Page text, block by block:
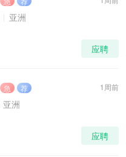
亚洲
应聘
1周前
急 荐
亚洲
应聘